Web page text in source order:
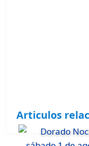
Articulos